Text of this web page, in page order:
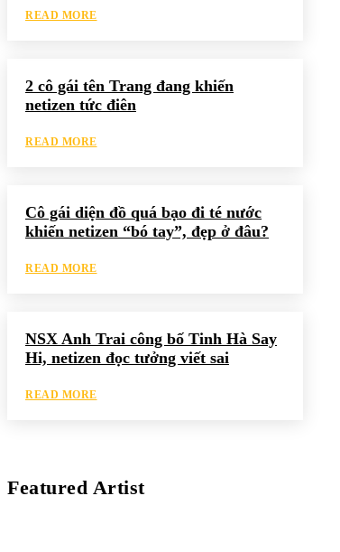
READ MORE
2 cô gái tên Trang đang khiến
netizen tức điên
READ MORE
Cô gái diện đồ quá bạo đi té nước
khiến netizen “bó tay”, đẹp ở đâu?
READ MORE
NSX Anh Trai công bố Tinh Hà Say
Hi, netizen đọc tưởng viết sai
READ MORE
Featured Artist